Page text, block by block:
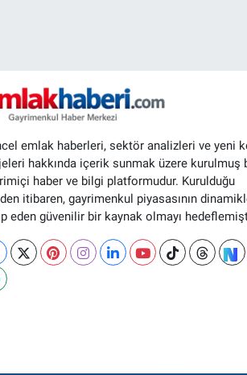
emlak haberleri, sektör analizleri ve yeni
hakkında içerik sunmak üzere kurulmuş
haber ve bilgi platformudur. Kurulduğu
itibaren, gayrimenkul piyasasının
eden güvenilir bir kaynak olmayı